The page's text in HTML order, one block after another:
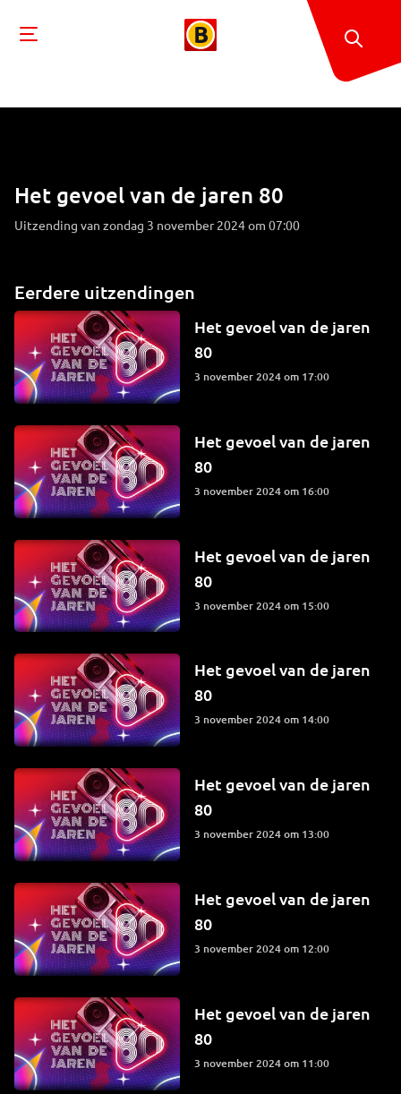
Het gevoel van de jaren 80
Uitzending van zondag 3 november 2024 om 07:00
Eerdere uitzendingen
Het gevoel van de jaren
80
3 november 2024 om 17:00
Het gevoel van de jaren
80
3 november 2024 om 16:00
Het gevoel van de jaren
80
3 november 2024 om 15:00
Het gevoel van de jaren
80
3 november 2024 om 14:00
Het gevoel van de jaren
80
3 november 2024 om 13:00
Het gevoel van de jaren
80
3 november 2024 om 12:00
Het gevoel van de jaren
80
3 november 2024 om 11:00